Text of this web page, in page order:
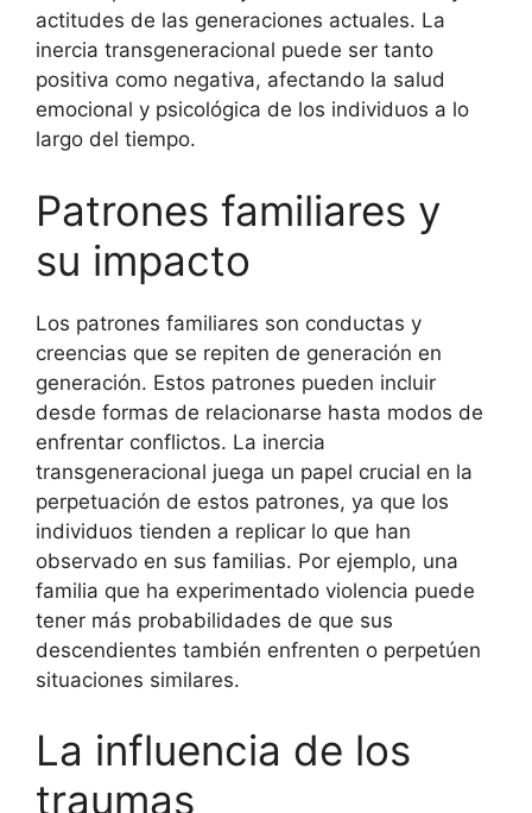
actitudes de las generaciones actuales. La
inercia transgeneracional puede ser tanto
positiva como negativa, afectando la salud
emocional y psicológica de los individuos a lo
largo del tiempo.
Patrones familiares y
su impacto
Los patrones familiares son conductas y
creencias que se repiten de generación en
generación. Estos patrones pueden incluir
desde formas de relacionarse hasta modos de
enfrentar conflictos. La inercia
transgeneracional juega un papel crucial en la
perpetuación de estos patrones, ya que los
individuos tienden a replicar lo que han
observado en sus familias. Por ejemplo, una
familia que ha experimentado violencia puede
tener más probabilidades de que sus
descendientes también enfrenten o perpetúen
situaciones similares.
La influencia de los
traumas